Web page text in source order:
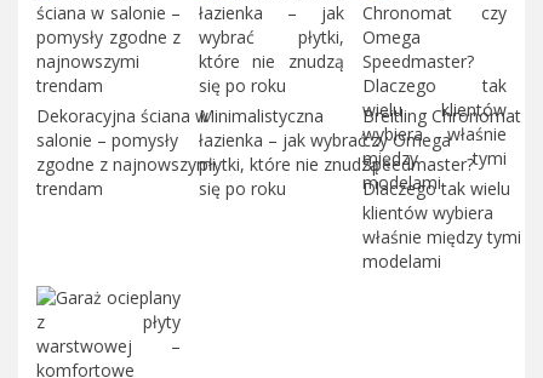
Dekoracyjna ściana w
salonie – pomysły
zgodne z najnowszymi
trendam
Minimalistyczna
łazienka – jak wybrać
płytki, które nie znudzą
się po roku
Breitling Chronomat
czy Omega
Speedmaster?
Dlaczego tak wielu
klientów wybiera
właśnie między tymi
modelami